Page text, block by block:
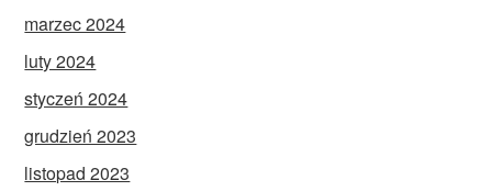
marzec 2024
luty 2024
styczeń 2024
grudzień 2023
listopad 2023